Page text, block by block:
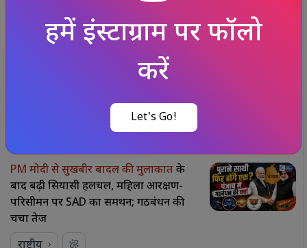
हमें इंस्टाग्राम पर फॉलो
करें
Let's Go!
बिजनेस
फिर कांपी धरती, सुबह 3.3 तीव्रता
PM मोदी से सुखबीर बादल की मुलाकातके
बाद बढ़ी सियासी हलचल, महिला आरक्षण-
परिसीमन पर SAD का समर्थन; गठबंधन की
चर्चा तेज